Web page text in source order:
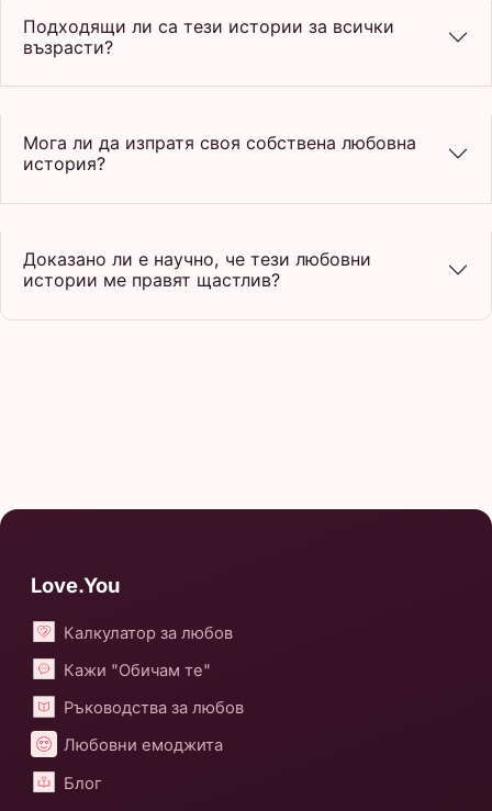
Подходящи ли са тези истории за всички
възрасти?
Мога ли да изпратя своя собствена любовна
история?
Доказано ли е научно, че тези любовни
истории ме правят щастлив?
Love.You
Калкулатор за любов
Кажи "Обичам те"
Ръководства за любов
Любовни емоджита
Блог